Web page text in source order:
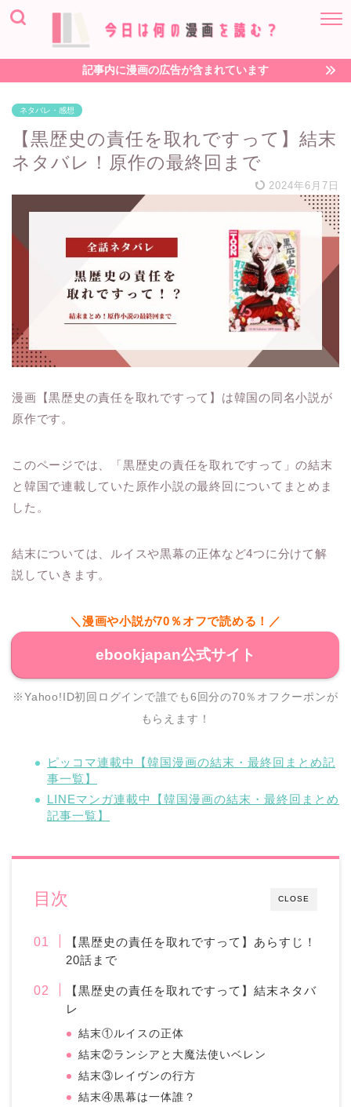
記事内に漫画の広告が含まれています
ネタバレ・感想
【黒歴史の責任を取れですって】結末
ネタバレ！原作の最終回まで
2024年6月7日
漫画【黒歴史の責任を取れですって】は韓国の同名小説が
原作です。
このページでは、「黒歴史の責任を取れですって」の結末
と韓国で連載していた原作小説の最終回についてまとめま
した。
結末については、ルイスや黒幕の正体など4つに分けて解
説していきます。
＼漫画や小説が70％オフで読める！／
ebookjapan公式サイト
※Yahoo!ID初回ログインで誰でも6回分の70％オフクーポンが
もらえます！
ピッコマ連載中【韓国漫画の結末・最終回まとめ記
事一覧】
LINEマンガ連載中【韓国漫画の結末・最終回まとめ
記事一覧】
CLOSE
目次
【黒歴史の責任を取れですって】あらすじ！
20話まで
【黒歴史の責任を取れですって】結末ネタバ
レ
結末①ルイスの正体
結末②ランシアと大魔法使いベレン
結末③レイヴンの行方
結末④黒幕は一体誰？